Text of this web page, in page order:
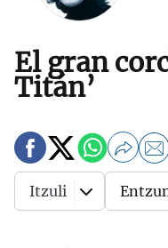
El gran
Titán’
Itzuli